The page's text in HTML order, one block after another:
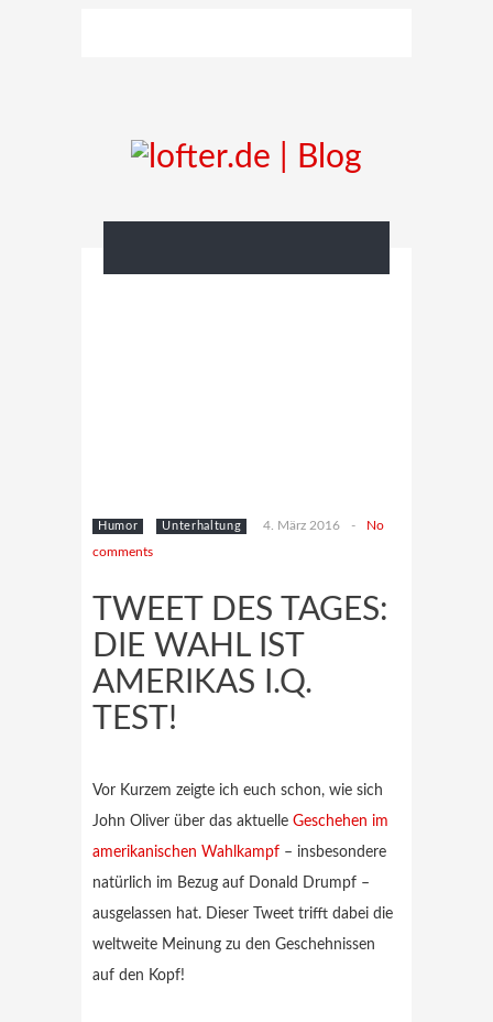
Humor Unterhaltung 4. März 2016 -
No
comments
TWEET DES TAGES:
DIE WAHL IST
AMERIKAS I.Q.
TEST!
Vor Kurzem zeigte ich euch schon, wie sich
John Oliver über das aktuelle Geschehen im
amerikanischen Wahlkampf – insbesondere
natürlich im Bezug auf Donald Drumpf –
ausgelassen hat. Dieser Tweet trifft dabei die
weltweite Meinung zu den Geschehnissen
auf den Kopf!